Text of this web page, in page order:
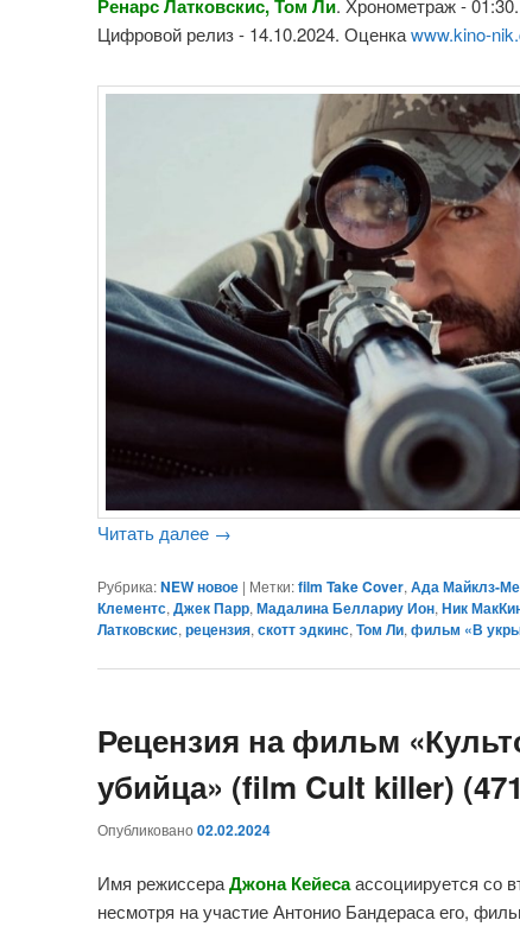
Ренарс Латковскис, Том Ли. Хронометраж -
Цифровой релиз - 14.10.2024. Оценкаwww.kino-
Читать далее →
Рубрика: NEW новое | Метки: film Take Cover,Ада Майклз-
Клементс,Джек Парр,Мадалина Беллариу Ион,Ник
Латковскис,рецензия,скотт эдкинс,Том Ли,фильм «В
Рецензия на фильм
убийца» (film Cult killer)
Опубликовано02.02.2024
Имя режиссераДжона Кейесаассоциируется со
несмотря на участие Антонио Бандераса его,